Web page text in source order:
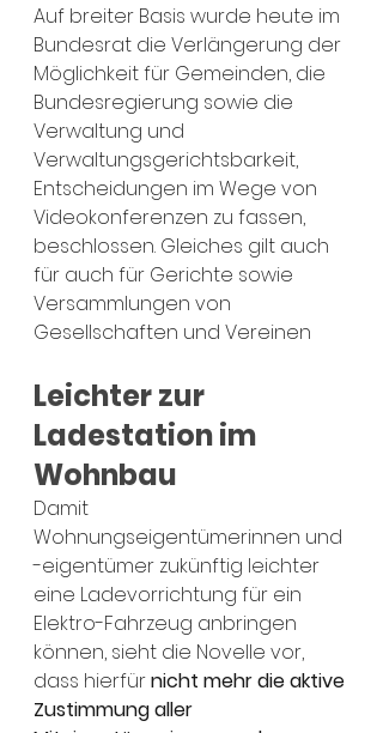
Auf breiter Basis wurde heute im
Bundesrat die Verlängerung der
Möglichkeit für Gemeinden, die
Bundesregierung sowie die
Verwaltung und
Verwaltungsgerichtsbarkeit,
Entscheidungen im Wege von
Videokonferenzen zu fassen,
beschlossen. Gleiches gilt auch
für auch für Gerichte sowie
Versammlungen von
Gesellschaften und Vereinen
Leichter zur
Ladestation im
Wohnbau
Damit
Wohnungseigentümerinnen und
-eigentümer zukünftig leichter
eine Ladevorrichtung für ein
Elektro-Fahrzeug anbringen
können, sieht die Novelle vor,
dass hierfür nicht mehr die aktive
Zustimmung aller